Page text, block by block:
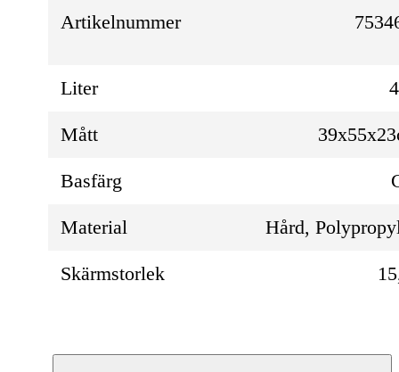
Artikelnummer
Liter
Mått
Basfärg
Material Hård,
Skärmstorlek